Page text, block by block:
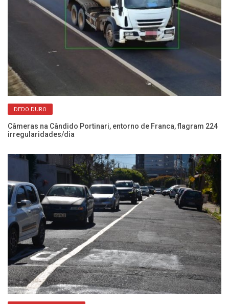
DEDO DURO
Câmeras na Cândido Portinari, entorno de Franca, flagram 224
irregularidades/dia